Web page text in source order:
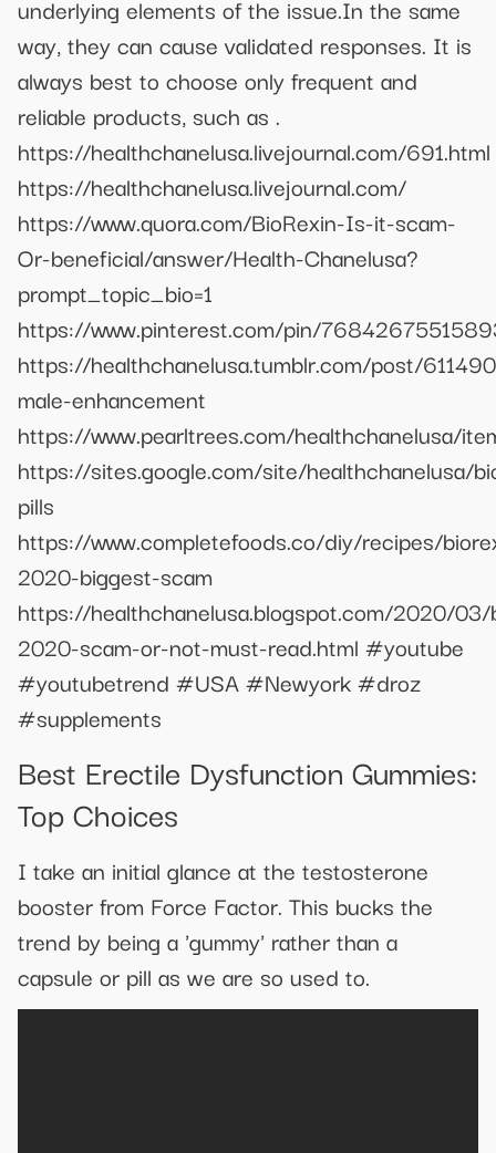
underlying elements of the issue.In the same
way, they can cause validated responses. It is
always best to choose only frequent and
reliable products, such as .
https://healthchanelusa.livejournal.com/691.html
https://healthchanelusa.livejournal.com/
https://www.quora.com/BioRexin-Is-it-scam-
Or-beneficial/answer/Health-Chanelusa?
prompt_topic_bio=1
https://www.pinterest.com/pin/
https://healthchanelusa.tumblr.com/post/
male-enhancement
https://www.pearltrees.com/healthchanelusa/
https://sites.google.com/site/healthchanelusa/
pills
https://www.completefoods.co/diy/recipes/
2020-biggest-scam
https://healthchanelusa.blogspot.com/2020/
2020-scam-or-not-must-read.html #youtube
#youtubetrend #USA #Newyork #droz
#supplements
Best Erectile Dysfunction Gummies:
Top Choices
I take an initial glance at the testosterone
booster from Force Factor. This bucks the
trend by being a 'gummy' rather than a
capsule or pill as we are so used to.